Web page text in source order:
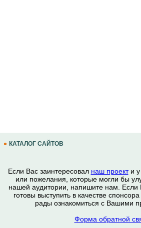
КАТАЛОГ САЙТОВ
Если Вас заинтересовал наш проекти у
или пожелания, которые могли бы
нашей аудитории, напишите нам. Если
готовы выступить в качестве
рады ознакомиться с Вашими
Форма обратной